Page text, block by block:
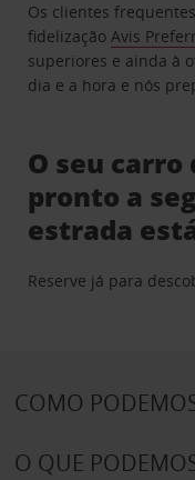
Os clientes
fidelizaçãoAvis
superiores e ainda à
dia e a hora e nós
O seu
pronto a
estrada
Reserve já para
COMO
O QUE